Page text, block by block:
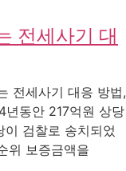
전세사기 대
전세사기 대응 방법,
동안 217억원 상당
검찰로 송치되었
위 보증금액을